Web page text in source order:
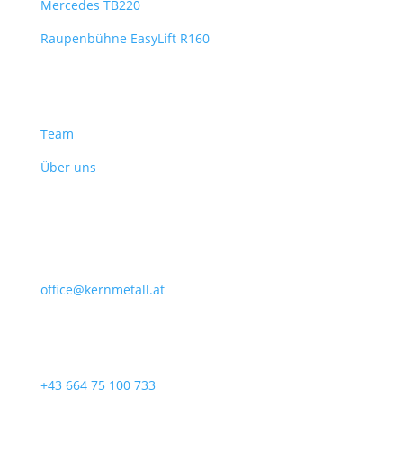
Mercedes TB220
Raupenbühne EasyLift R160
Team
Über uns
office@kernmetall.at
+43 664 75 100 733